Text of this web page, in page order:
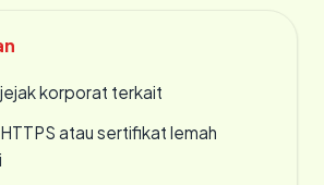
korporat terkait
atau sertifikat lemah